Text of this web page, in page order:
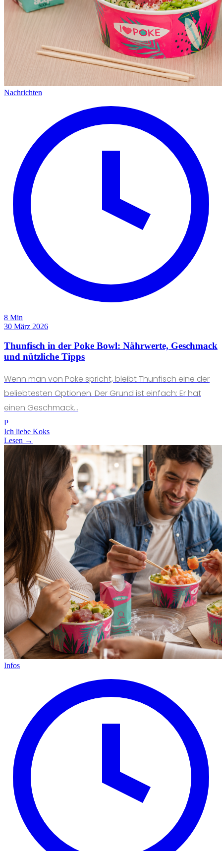
Nachrichten
8 Min
30 März 2026
Thunfisch in der Poke Bowl: Nährwerte, Geschmack
und nützliche Tipps
Wenn man von Poke spricht, bleibt Thunfisch eine der
beliebtesten Optionen. Der Grund ist einfach: Er hat
einen Geschmack...
P
Ich liebe Koks
Lesen →
Infos